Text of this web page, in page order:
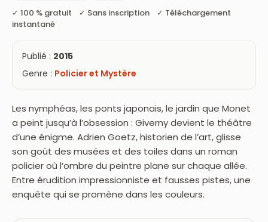
✓ 100 % gratuit ✓ Sans inscription ✓ Téléchargement
instantané
Publié : 2015
Genre : Policier et Mystère
Les nymphéas, les ponts japonais, le jardin que Monet
a peint jusqu’à l’obsession : Giverny devient le théâtre
d’une énigme. Adrien Goetz, historien de l’art, glisse
son goût des musées et des toiles dans un roman
policier où l’ombre du peintre plane sur chaque allée.
Entre érudition impressionniste et fausses pistes, une
enquête qui se promène dans les couleurs.